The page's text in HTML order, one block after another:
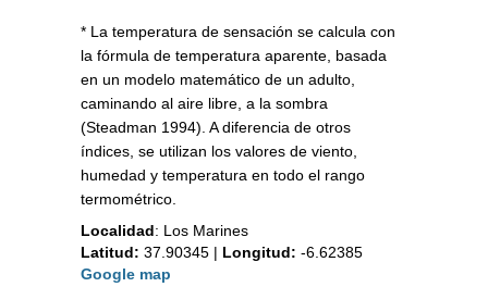
* La temperatura de sensación se calcula con
la fórmula de temperatura aparente, basada
en un modelo matemático de un adulto,
caminando al aire libre, a la sombra
(Steadman 1994). A diferencia de otros
índices, se utilizan los valores de viento,
humedad y temperatura en todo el rango
termométrico.
Localidad: Los Marines
Latitud: 37.90345 | Longitud: -6.62385
Google map